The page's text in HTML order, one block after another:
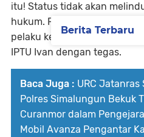
itu! Status tidak akan
hukum. Pintu hukum
pelaku kejahatan, apapun
IPTU Ivan dengan tegas.
Baca Juga : URC Jatanras
Polres Simalungun Bekuk
Curanmor dalam
Mobil Avanza Pengantar
Berita Terbaru